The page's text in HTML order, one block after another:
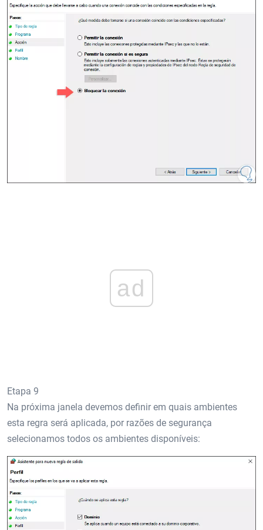
ad
Etapa 9
Na próxima janela devemos definir em quais ambientes
esta regra será aplicada, por razões de segurança
selecionamos todos os ambientes disponíveis: